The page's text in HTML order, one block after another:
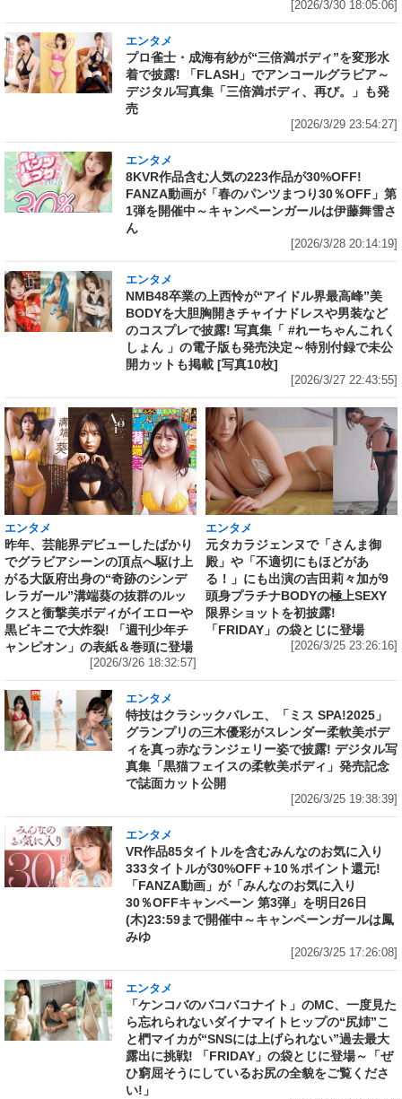
[2026/3/30 18:05:06]
エンタメ
プロ雀士・成海有紗が“三倍満ボディ”を変形水
着で披露! 「FLASH」でアンコールグラビア～
デジタル写真集「三倍満ボディ、再び。」も発
売
[2026/3/29 23:54:27]
エンタメ
8KVR作品含む人気の223作品が30%OFF!
FANZA動画が「春のパンツまつり30％OFF」第
1弾を開催中～キャンペーンガールは伊藤舞雪さ
ん
[2026/3/28 20:14:19]
エンタメ
NMB48卒業の上西怜が“アイドル界最高峰”美
BODYを大胆胸開きチャイナドレスや男装など
のコスプレで披露! 写真集「 #れーちゃんこれく
しょん 」の電子版も発売決定～特別付録で未公
開カットも掲載 [写真10枚]
[2026/3/27 22:43:55]
エンタメ
昨年、芸能界デビューしたばかり
でグラビアシーンの頂点へ駆け上
がる大阪府出身の“奇跡のシンデ
レラガール”溝端葵の抜群のルッ
クスと衝撃美ボディがイエローや
黒ビキニで大炸裂! 「週刊少年チ
ャンピオン」の表紙＆巻頭に登場
[2026/3/26 18:32:57]
エンタメ
元タカラジェンヌで「さんま御
殿」や「不適切にもほどがあ
る！」にも出演の吉田莉々加が9
頭身プラチナBODYの極上SEXY
限界ショットを初披露!
「FRIDAY」の袋とじに登場
[2026/3/25 23:26:16]
エンタメ
特技はクラシックバレエ、「ミス SPA!2025」
グランプリの三木優彩がスレンダー柔軟美ボデ
ィを真っ赤なランジェリー姿で披露! デジタル写
真集「黒猫フェイスの柔軟美ボディ」発売記念
で誌面カット公開
[2026/3/25 19:38:39]
エンタメ
VR作品85タイトルを含むみんなのお気に入り
333タイトルが30%OFF＋10％ポイント還元!
「FANZA動画」が「みんなのお気に入り
30％OFFキャンペーン 第3弾」を明日26日
(木)23:59まで開催中～キャンペーンガールは鳳
みゆ
[2026/3/25 17:26:08]
エンタメ
「ケンコバのバコバコナイト」のMC、一度見た
ら忘れられないダイナマイトヒップの“尻姉”こ
と椚マイカが“SNSには上げられない”過去最大
露出に挑戦! 「FRIDAY」の袋とじに登場～「ぜ
ひ窮屈そうにしているお尻の全貌をご覧くださ
い!」